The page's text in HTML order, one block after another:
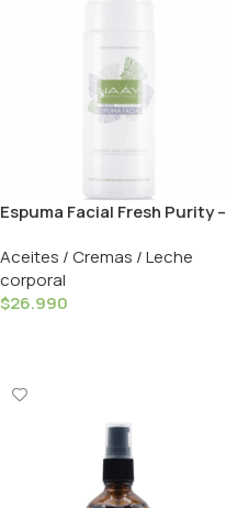
Espuma Facial Fresh Purity –
Aceites / Cremas / Leche
corporal
$26.990